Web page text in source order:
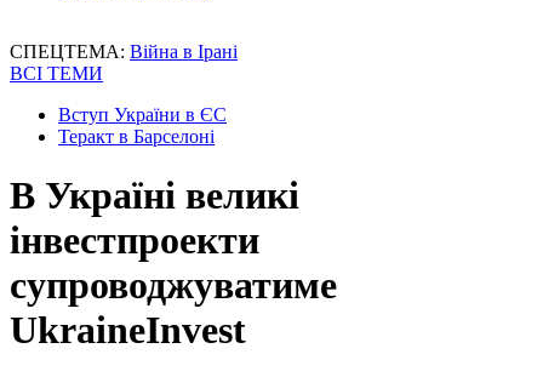
СПЕЦТЕМА: Війна в Ірані
ВСІ ТЕМИ
Вступ України в ЄС
Теракт в Барселоні
В Україні великі
інвестпроекти
супроводжуватиме
UkraineInvest